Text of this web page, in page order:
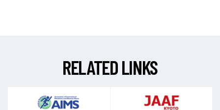
RELATEDLINKS